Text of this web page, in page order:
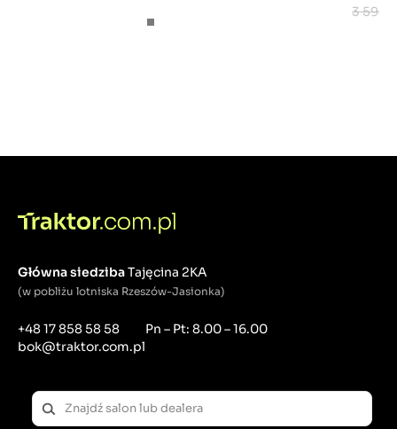
3
Główna siedzibaTajęcina 2KA
(w pobliżu lotniska Rzeszów-Jasionka)
+48 17 858 58 58
bok@traktor.com.pl
Pn – Pt: 8.00 – 16.00